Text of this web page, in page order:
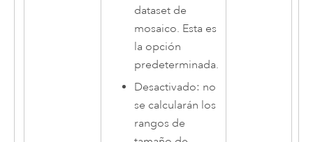
dataset de
mosaico. Esta es
la opción
predeterminada.
Desactivado: no
se calcularán los
rangos de